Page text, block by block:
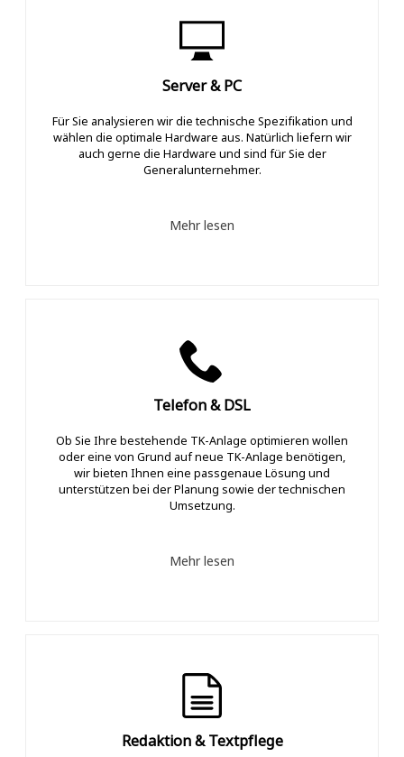
Server & PC
Für Sie analysieren wir die technische Spezifikation und
wählen die optimale Hardware aus. Natürlich liefern wir
auch gerne die Hardware und sind für Sie der
Generalunternehmer.
Mehr lesen
Telefon & DSL
Ob Sie Ihre bestehende TK-Anlage optimieren wollen
oder eine von Grund auf neue TK-Anlage benötigen,
wir bieten Ihnen eine passgenaue Lösung und
unterstützen bei der Planung sowie der technischen
Umsetzung.
Mehr lesen
Redaktion & Textpflege